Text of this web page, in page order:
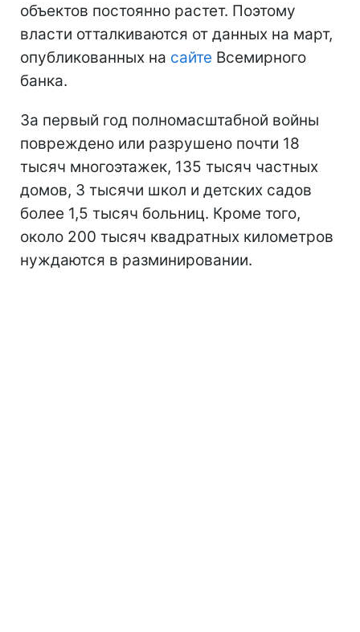
объектов постоянно растет. Поэтому
власти отталкиваются от данных на март,
опубликованных на сайте Всемирного
банка.
За первый год полномасштабной войны
повреждено или разрушено почти 18
тысяч многоэтажек, 135 тысяч частных
домов, 3 тысячи школ и детских садов
более 1,5 тысяч больниц. Кроме того,
около 200 тысяч квадратных километров
нуждаются в разминировании.